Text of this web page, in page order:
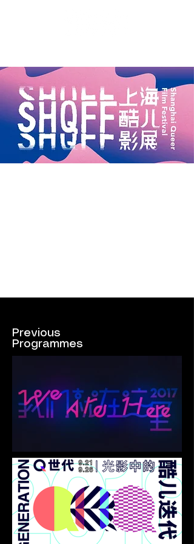
Previous
Programmes